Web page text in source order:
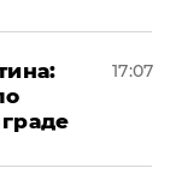
17:07